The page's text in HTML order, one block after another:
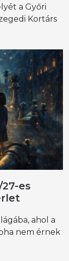
a Győri
Kortárs
es
ahol a
nem érnek